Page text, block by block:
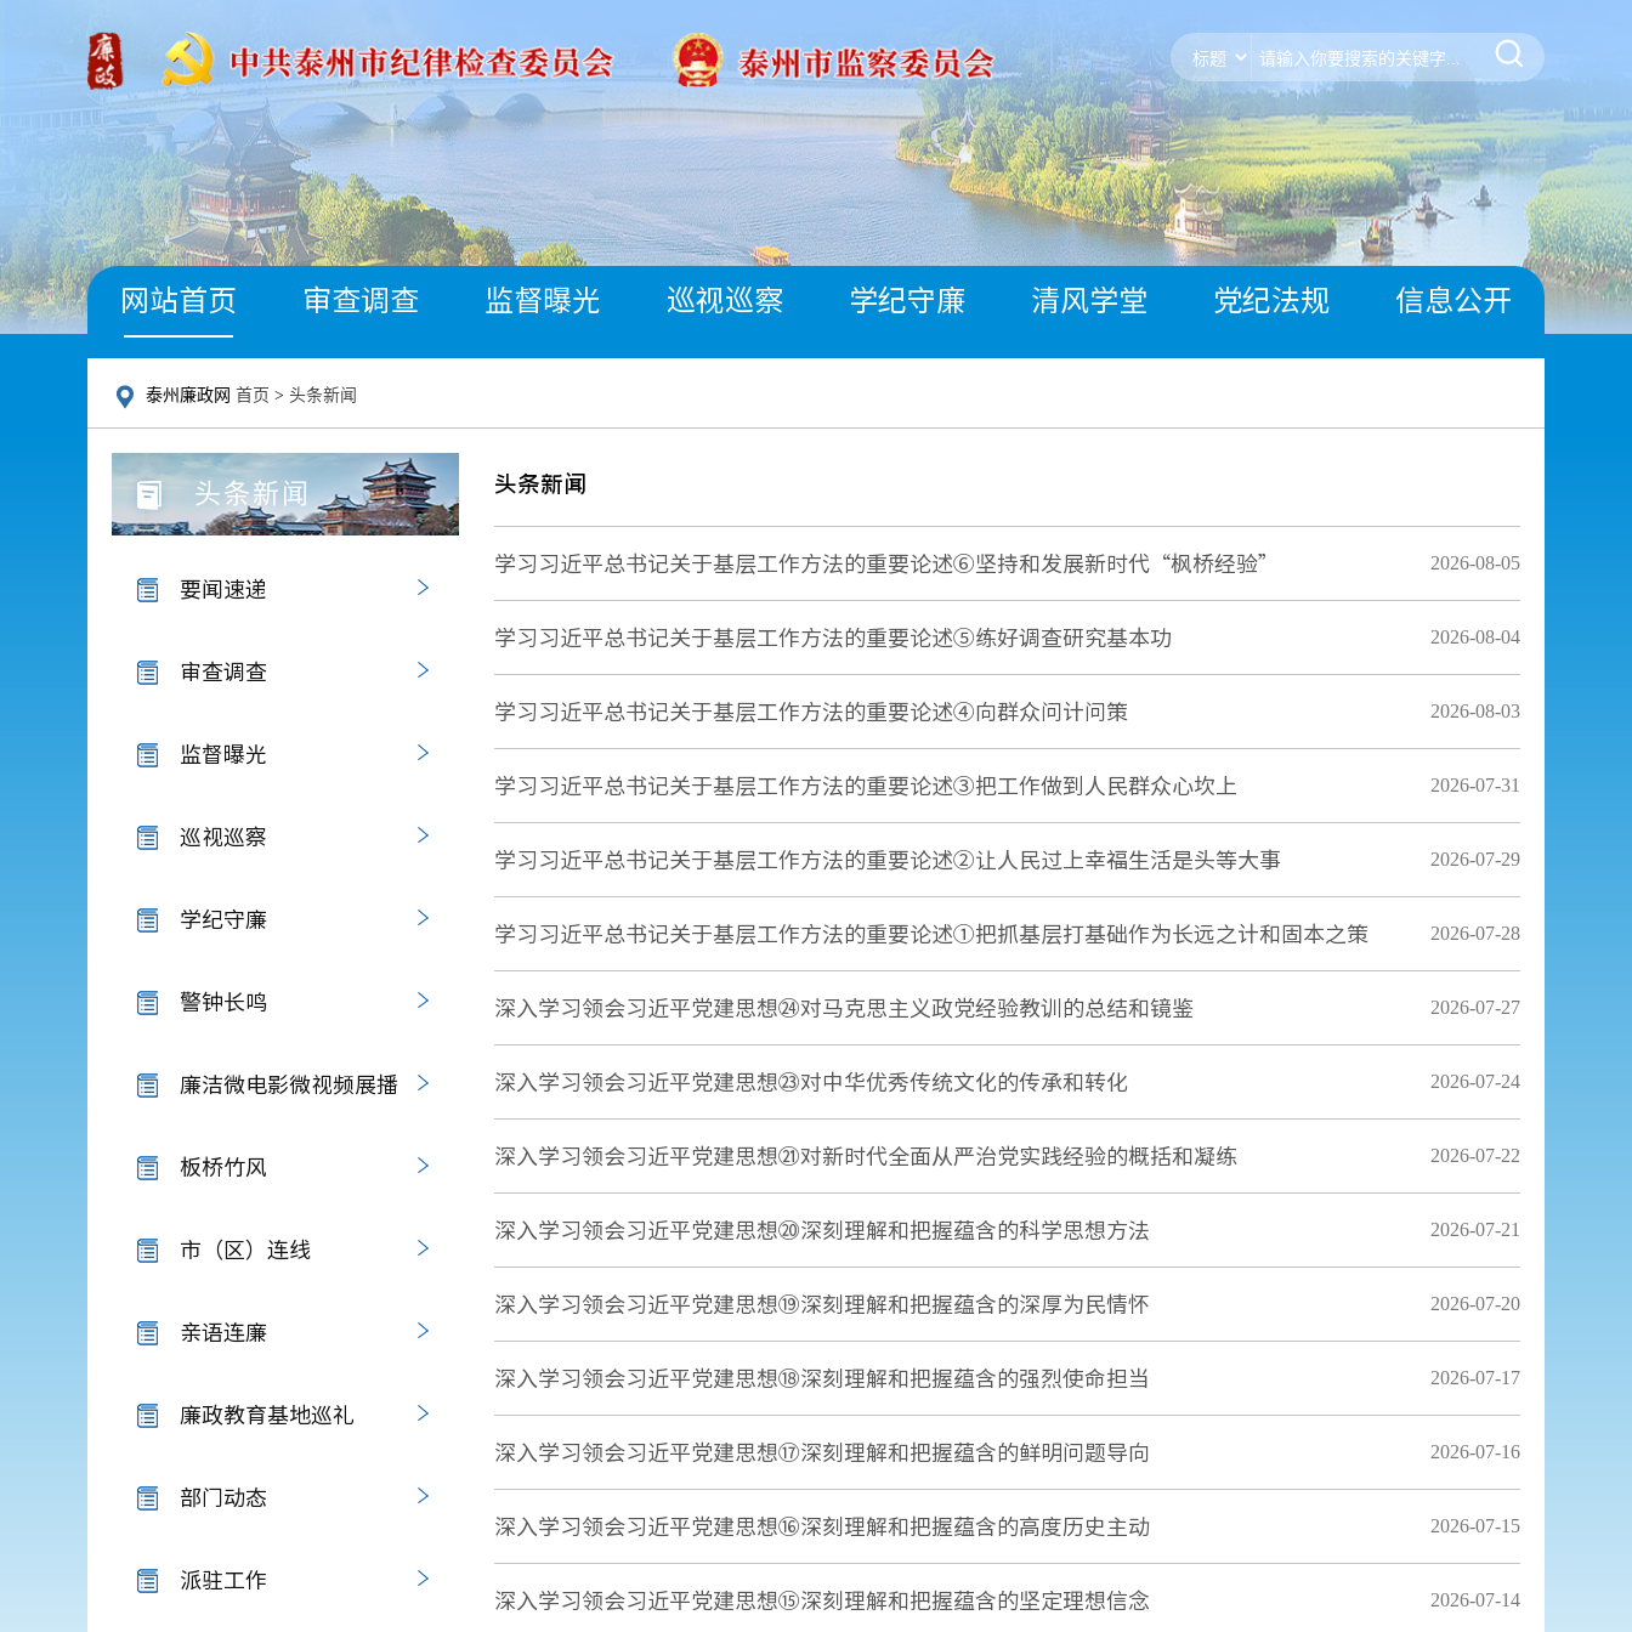
网站首页 审查调查 监督曝光 巡视巡察 学纪守廉 清风学堂 党纪法规 信息公开
泰州廉政网 首页 > 头条新闻
头条新闻
要闻速递
审查调查
监督曝光
巡视巡察
学纪守廉
警钟长鸣
廉洁微电影微视频展播
板桥竹风
市（区）连线
亲语连廉
廉政教育基地巡礼
部门动态
派驻工作
头条新闻
学习习近平总书记关于基层工作方法的重要论述⑥坚持和发展新时代“枫桥经验” 2026-08-05
学习习近平总书记关于基层工作方法的重要论述⑤练好调查研究基本功 2026-08-04
学习习近平总书记关于基层工作方法的重要论述④向群众问计问策 2026-08-03
学习习近平总书记关于基层工作方法的重要论述③把工作做到人民群众心坎上 2026-07-31
学习习近平总书记关于基层工作方法的重要论述②让人民过上幸福生活是头等大事 2026-07-29
学习习近平总书记关于基层工作方法的重要论述①把抓基层打基础作为长远之计和固本之策 2026-07-28
深入学习领会习近平党建思想㉔对马克思主义政党经验教训的总结和镜鉴 2026-07-27
深入学习领会习近平党建思想㉓对中华优秀传统文化的传承和转化 2026-07-24
深入学习领会习近平党建思想㉑对新时代全面从严治党实践经验的概括和凝练 2026-07-22
深入学习领会习近平党建思想⑳深刻理解和把握蕴含的科学思想方法 2026-07-21
深入学习领会习近平党建思想⑲深刻理解和把握蕴含的深厚为民情怀 2026-07-20
深入学习领会习近平党建思想⑱深刻理解和把握蕴含的强烈使命担当 2026-07-17
深入学习领会习近平党建思想⑰深刻理解和把握蕴含的鲜明问题导向 2026-07-16
深入学习领会习近平党建思想⑯深刻理解和把握蕴含的高度历史主动 2026-07-15
深入学习领会习近平党建思想⑮深刻理解和把握蕴含的坚定理想信念 2026-07-14